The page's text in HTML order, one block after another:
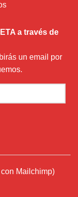
a través de
un email por
Mailchimp)